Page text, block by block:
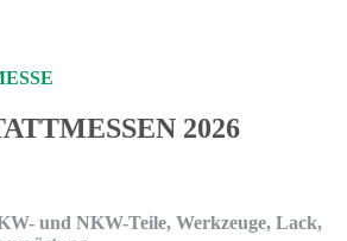
2026
und NKW-Teile, Werkzeuge, Lack,